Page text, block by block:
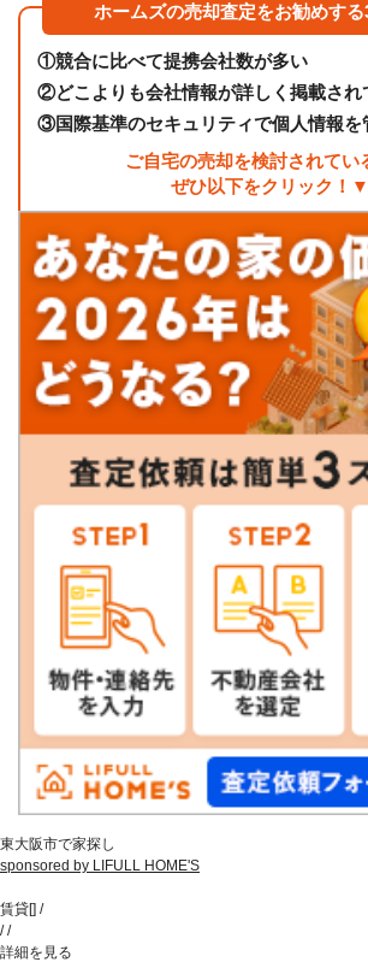
ホームズの売却査定をお勧めす
①競合に比べて提携会社数が多い
②どこよりも会社情報が詳しく掲載され
③国際基準のセキュリティで個人情報を
ご自宅の売却を検討されてい
ぜひ以下をクリック！▼
東大阪市で家探し
sponsored by LIFULL HOME'S
賃貸[] /
//
詳細を見る